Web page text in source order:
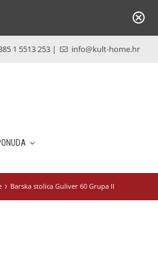
1 5513 253 | info@kult-home.hr
Barska stolica Guliver 60 Grupa II